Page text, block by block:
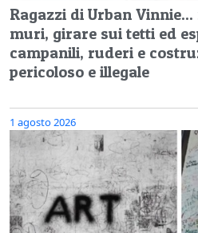
Ragazzi di Urban
muri, girare sui tetti ed
campanili, ruderi e
pericoloso e illegale
1 agosto 2026